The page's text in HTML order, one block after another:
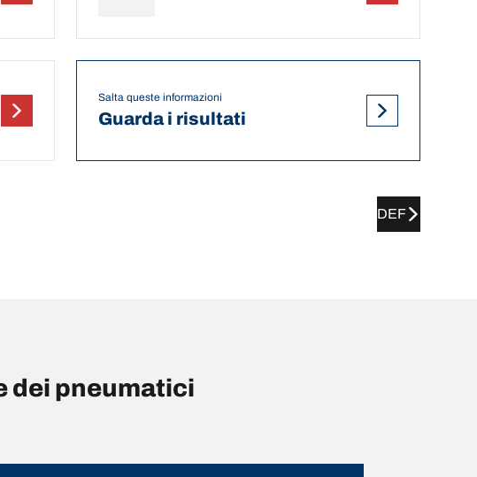
Salta queste informazioni
Guarda i risultati
DEF
dei pneumatici